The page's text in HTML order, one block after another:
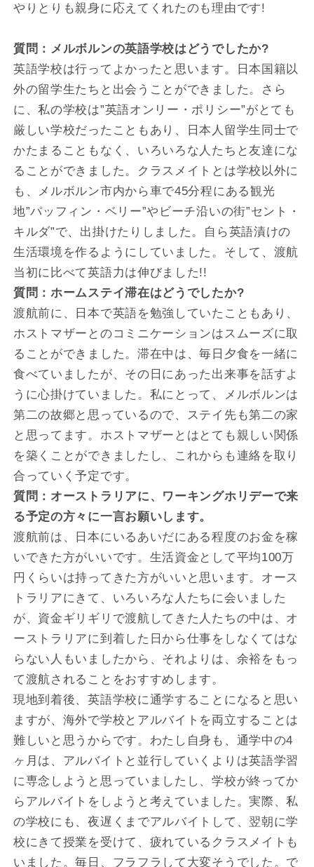
やりとりも親身に応えてくれたのも理由です!
質問：メルボルンの英語学校はどうでしたか?
英語学校は行ってよかったと思います。日本国籍以
外の留学生たちと出会うことができました。さら
に、私の学校は”英語オンリー・ポリシー”がとても
厳しい学校だったこともあり、日本人留学生同士で
かたまることもなく、いろいろな人たちと友達にな
ることができました。クラスメイトとは学校以外に
も、メルボルン市内から車で45分程にある観光
地”パッフィン・ベリー”やビーチ沿いの街”セント・
キルダ”で、出掛けたりしました。自ら英語漬けの
生活環境を作るようにしていました。そして、渡航
当初に比べて英語力は伸びました!!
質問：ホームステイ滞在はどうでしたか?
渡航前に、日本で英語を勉強していたこともあり、
ホストマザーとのコミニケーションはスムーズに取
ることができました。滞在中は、毎日夕食を一緒に
食べていましたが、その日にあった出来事を話すよ
うに心掛けていました。私にとって、メルボルンは
第二の故郷と思っているので、ステイ先も第二の家
と思ってます。ホストマザーとはとても親しい関係
を築くことができましたし、これからも連絡を取り
合っていく予定です。
質問：オーストラリアに、ワーキングホリデーで来
る予定の方々に一言お願いします。
渡航前は、日本にいるあいだにある程度のお金を稼
いできた方がいいです。生活資金として平均100万
円くらいは持ってきた方がいいと思います。オース
トラリアにきて、いろいろな人たちに会いました
が、資金ギリギリで渡航してきた人たちの中は、オ
ーストラリアに到着した日から仕事をしなくてはな
らない人もいましたから、それよりは、余裕をもっ
て渡航されることをおすすめします。
現地到着後、英語学校に通学することになると思い
ますが、海外で学校とアルバイトを両立することは
難しいと思うからです。わたし自身も、通学中の4
ヶ月は、アルバイトと並行していくよりは英語学習
に専念しようと思っていましたし、学校が終ってか
らアルバイトをしようと考えていました。実際、私
の学校にも、夜遅くまでアルバイトして、翌朝に学
校にきて授業を受けて、疲れているクラスメイトも
いました。毎日、フラフラして大変そうでした。で